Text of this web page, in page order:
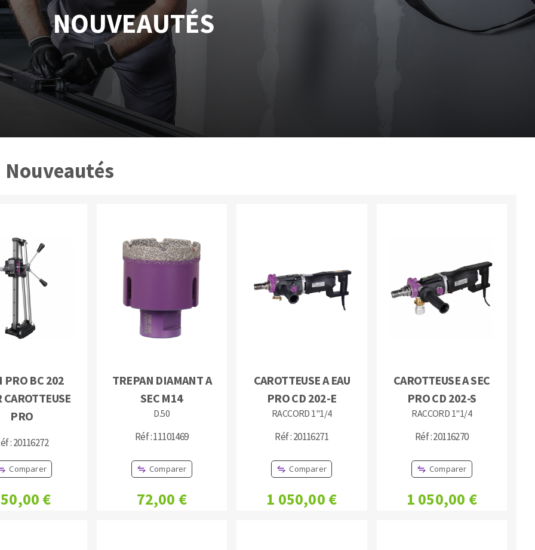
à profil
diamantés
Système auto-nivelant à cale
Système auto-nivelant à vis
Pose des joints
Nettoyage
ABRASIFS APPLIQUÉS
Aspirateurs
MÉTAL
NOUVEAUTÉS
Nouveautés
PRO BC 202
CAROTTEUSE
PRO
: 20116272
Comparer
€
TREPAN DIAMANT A
SEC M14
D.50
Réf : 11101469
Comparer
72,00 €
CAROTTEUSE A EAU
PRO CD 202-E
RACCORD 1''1/4
Réf : 20116271
Comparer
1 050,00 €
CAROTTEUSE A SEC
PRO CD 202-S
RACCORD 1''1/4
Réf : 20116270
Comparer
1 050,00 €